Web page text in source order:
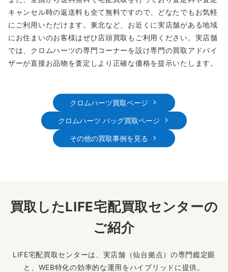
キャンセル時の返送料も全て無料ですので、どなたでもお気軽
にご利用いただけます。東北など、お近くに実店舗がある地域
にお住まいのお客様はぜひ店頭買取もご利用ください。実店舗
では、クロムハーツの専門コーナーを設け専門の買取アドバイ
ザーが直接お品物を査定しより正確な価格を提示いたします。
クロムハーツ買取ページ
クロムハーツ バッグ買取ページ
その他の買取事例を見る
買取したLIFE宅配買取センターの
ご紹介
LIFE宅配買取センターは、実店舗（仙台拠点）の専門鑑定眼
と、WEB特化の効率的な運用をハイブリッドに提供。